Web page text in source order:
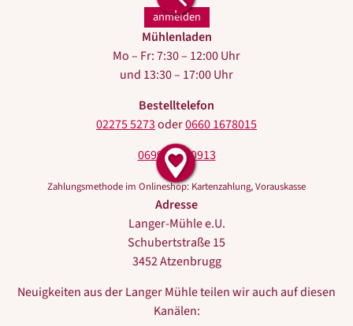
Mühlenladen
Mo – Fr: 7:30 – 12:00 Uhr
und 13:30 – 17:00 Uhr
Bestelltelefon
02275 5273oder0660 1678015
0699 10440913
Zahlungsmethode im Onlineshop: Kartenzahlung, Vorauskasse
Adresse
Langer-Mühle e.U.
Schubertstraße 15
3452 Atzenbrugg
Neuigkeiten aus der Langer Mühle teilen wir auch auf diesen
Kanälen: